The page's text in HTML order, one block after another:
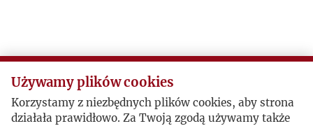
Używamy plików cookies
Korzystamy z niezbędnych plików cookies, aby strona
działała prawidłowo. Za Twoją zgodą używamy także